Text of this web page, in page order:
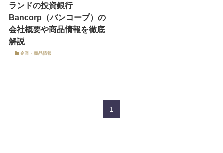
ランドの投資銀行
Bancorp（バンコープ）の
会社概要や商品情報を徹底
解説
企業・商品情報
1